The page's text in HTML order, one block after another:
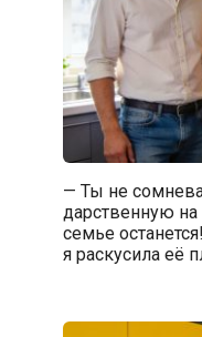
— Ты не
дарственную
семье
я раскусила её